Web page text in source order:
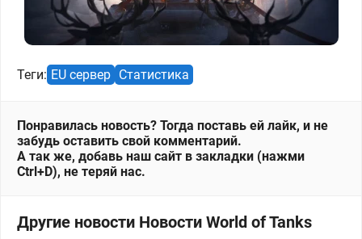
Теги: EU сервер Статистика
Понравилась новость? Тогда поставь ей лайк, и не
забудь оставить свой комментарий.
А так же, добавь наш сайт в закладки (нажми
Ctrl+D), не теряй нас.
Другие новости Новости World of Tanks